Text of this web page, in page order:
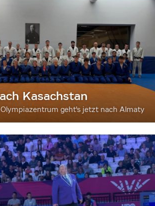
Kasachstan
Olympiazentrum geht's jetzt nach Almaty